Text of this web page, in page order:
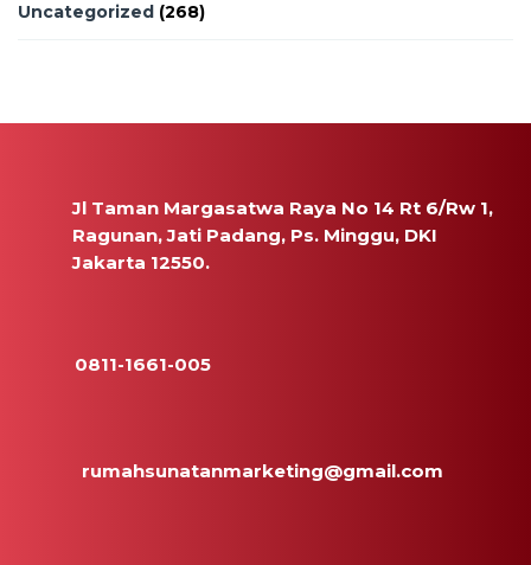
Uncategorized (268)
Jl Taman Margasatwa Raya No 14 Rt 6/Rw 1,
Ragunan, Jati Padang, Ps. Minggu, DKI
Jakarta 12550.
0811-1661-005
rumahsunatanmarketing@gmail.com